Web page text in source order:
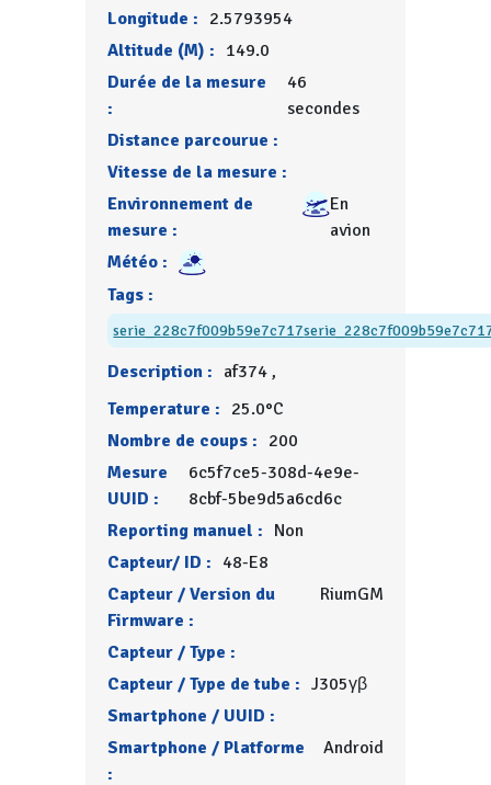
Longitude : 2.5793954
Altitude (M) : 149.0
Durée de la mesure
:
46
secondes
Distance parcourue :
Vitesse de la mesure :
Environnement de
mesure :
En
avion
Météo :
Tags :
serie_228c7f009b59e7c717
Description : af374 ,
Temperature : 25.0°C
Nombre de coups : 200
Mesure
UUID :
6c5f7ce5-308d-4e9e-
8cbf-5be9d5a6cd6c
Reporting manuel : Non
Capteur/ ID : 48-E8
Capteur / Version du
Firmware :
RiumGM
Capteur / Type :
Capteur / Type de tube : J305γβ
Smartphone / UUID :
Smartphone / Platforme
:
Android